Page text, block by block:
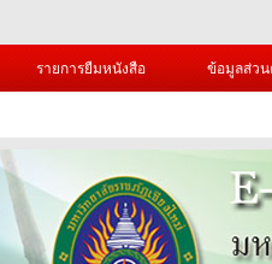
รายการยืมหนังสือ ข้อมูลส่ว